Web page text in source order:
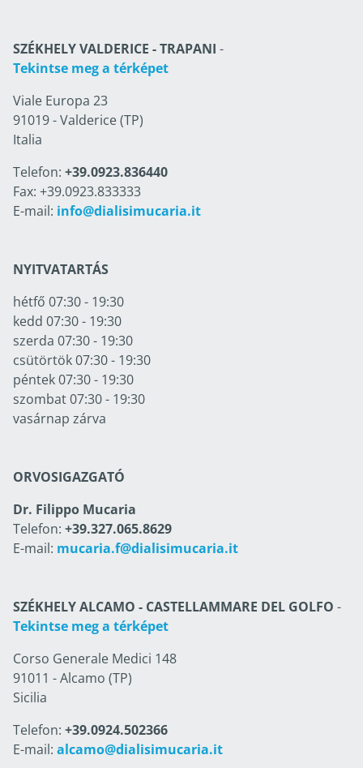
SZÉKHELY VALDERICE - TRAPANI -
Tekintse meg a térképet
Viale Europa 23
91019 - Valderice (TP)
Italia
Telefon: +39.0923.836440
Fax: +39.0923.833333
E-mail: info@dialisimucaria.it
NYITVATARTÁS
hétfő 07:30 - 19:30
kedd 07:30 - 19:30
szerda 07:30 - 19:30
csütörtök 07:30 - 19:30
péntek 07:30 - 19:30
szombat 07:30 - 19:30
vasárnap zárva
ORVOSIGAZGATÓ
Dr. Filippo Mucaria
Telefon: +39.327.065.8629
E-mail: mucaria.f@dialisimucaria.it
SZÉKHELY ALCAMO - CASTELLAMMARE DEL GOLFO -
Tekintse meg a térképet
Corso Generale Medici 148
91011 - Alcamo (TP)
Sicilia
Telefon: +39.0924.502366
E-mail: alcamo@dialisimucaria.it